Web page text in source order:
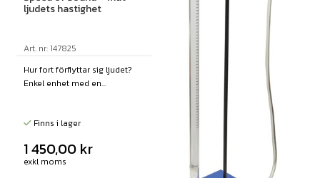
ljudets hastighet
Art. nr: 147825
Hur fort förflyttar sig ljudet?
Enkel enhet med en...
Finns i lager
1 450,00 kr
exkl moms